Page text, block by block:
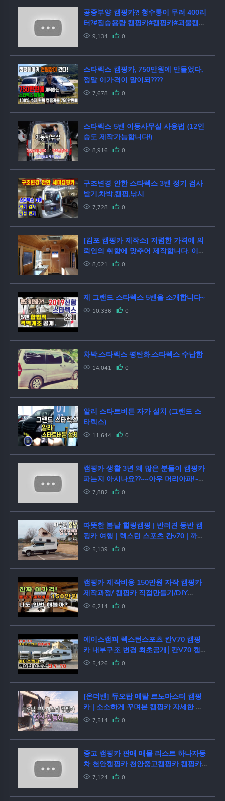
공중부양 캠핑카?! 청수통이 무려 400리
터?#짐승용량 캠핑카#캠핑카#괴물캠핑
카#명품모터홈#캠핑클럽
9,134 0
스타렉스 캠핑카, 750만원에 만들었다,
정말 이가격이 말이되????
7,678 0
스타렉스 5밴 이동사무실 사용법 (12인
승도 제작가능합니다!)
8,916 0
구조변경 안한 스타렉스 3밴 정기 검사
받기,차박,캠핑,낚시
7,728 0
[김포 캠핑카 제작소] 저렴한 가격에 의
뢰인의 취향에 맞추어 제작합니다. 이동
도서관 카운티 캠핑카 제작기
8,021 0
제 그랜드 스타렉스 5밴을 소개합니다~
10,336 0
차박.스타렉스 평탄화.스타렉스 수납함
14,041 0
알리 스타트버튼 자가 설치 (그랜드 스
타렉스)
11,644 0
캠핑카 생활 3년 왜 많은 분들이 캠핑카
파는지 아시나요??~~아우 머리아파!~~
펜션갈걸!!! [캠핑카여행/카라반/캠핑카
7,882 0
따뜻한 봄날 힐링캠핑 | 반려견 동반 캠
핑카 여행 | 렉스턴 스포츠 칸v70 | 까르
보나라 등갈비 | 차박캠핑 | 캠핑카 브이
5,139 0
캠핑카 제작비용 150만원 자작 캠핑카
제작과정/ 캠핑카 직접만들기/DIY
camper van
6,214 0
에이스캠퍼 렉스턴스포츠 칸V70 캠핑
카 내부구조 변경 최초공개│칸V70 캠
핑카 리뷰│밴라이프│렉스턴 칸 캠핑카
5,426 0
[온더밴] 듀오탑 메탈 르노마스터 캠핑
카 | 소소하게 꾸며본 캠핑카 자세한 내
부 소개
7,514 0
중고 캠핑카 판매 매물 리스트 하나자동
차 천안캠핑카 천안중고캠핑카 캠핑카
시세 중고 캠핑카 시세
7,124 0